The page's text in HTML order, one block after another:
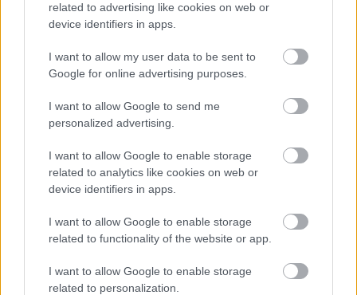
related to advertising like cookies on web or
device identifiers in apps.
I want to allow my user data to be sent to
Google for online advertising purposes.
I want to allow Google to send me
personalized advertising.
I want to allow Google to enable storage
related to analytics like cookies on web or
device identifiers in apps.
I want to allow Google to enable storage
related to functionality of the website or app.
I want to allow Google to enable storage
related to personalization.
Közbelépnek az
égiek: ezeknek a
5 csillagjegy, amely
különleges gyógyító
tested…
kezdődik, majd…
9 jel, hogy nem ez az
első életed a Földön:…
szerencsenapok:
mutatjuk,…